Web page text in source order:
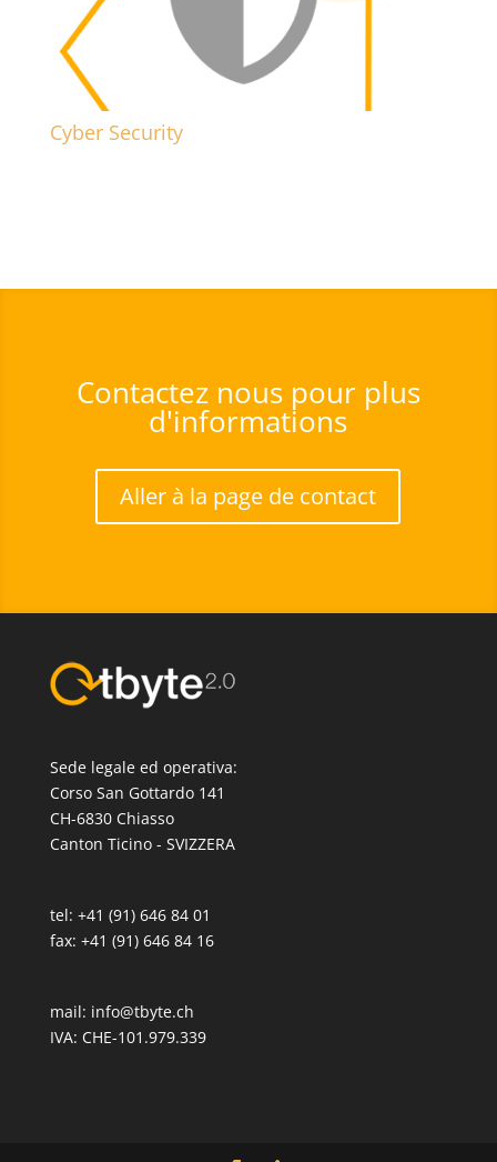
Cyber Security
Contactez nous pour plus
d'informations
Aller à la page de contact
Sede legale ed operativa:
Corso San Gottardo 141
CH-6830 Chiasso
Canton Ticino - SVIZZERA
tel: +41 (91) 646 84 01
fax: +41 (91) 646 84 16
mail: info@tbyte.ch
IVA: CHE-101.979.339